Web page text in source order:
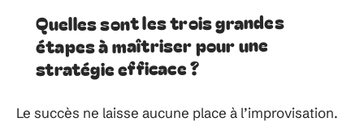
Quelles sont les trois grandes
étapes à maîtriser pour une
stratégie efficace ?
Le succès ne laisse aucune place à l’improvisation.